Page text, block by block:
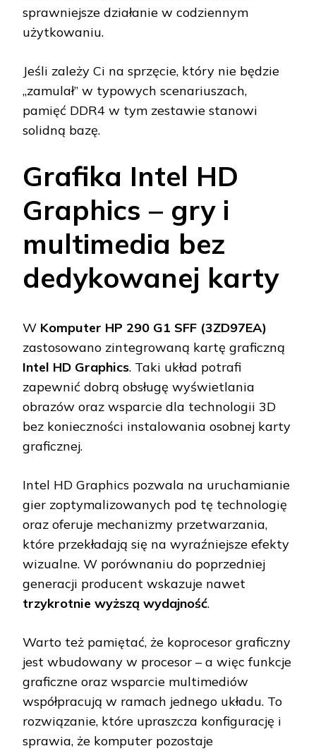
sprawniejsze działanie w codziennym
użytkowaniu.
Jeśli zależy Ci na sprzęcie, który nie będzie
„zamulał” w typowych scenariuszach,
pamięć DDR4 w tym zestawie stanowi
solidną bazę.
Grafika Intel HD
Graphics – gry i
multimedia bez
dedykowanej karty
W Komputer HP 290 G1 SFF (3ZD97EA)
zastosowano zintegrowaną kartę graficzną
Intel HD Graphics. Taki układ potrafi
zapewnić dobrą obsługę wyświetlania
obrazów oraz wsparcie dla technologii 3D
bez konieczności instalowania osobnej karty
graficznej.
Intel HD Graphics pozwala na uruchamianie
gier zoptymalizowanych pod tę technologię
oraz oferuje mechanizmy przetwarzania,
które przekładają się na wyraźniejsze efekty
wizualne. W porównaniu do poprzedniej
generacji producent wskazuje nawet
trzykrotnie wyższą wydajność.
Warto też pamiętać, że koprocesor graficzny
jest wbudowany w procesor – a więc funkcje
graficzne oraz wsparcie multimediów
współpracują w ramach jednego układu. To
rozwiązanie, które upraszcza konfigurację i
sprawia, że komputer pozostaje